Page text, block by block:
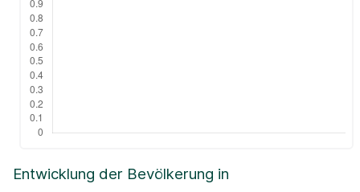
Entwicklung der Bevölkerung in